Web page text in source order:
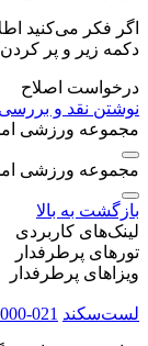
اگر فکر می‌کنید
دکمه زیر و پر
درخواست اصلاح
نوشتن نقد و بررسی
مجموعه ورزشی
مجموعه ورزشی
بازگشت به بالا
لینک‌های کاربردی
تورهای پرطرفدار
ویزاهای پرطرفدار
لست‌سکند 021-72956000